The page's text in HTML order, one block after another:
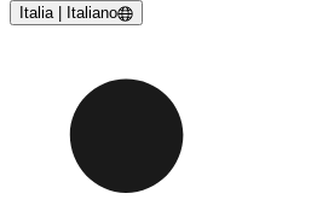
Italia | Italiano